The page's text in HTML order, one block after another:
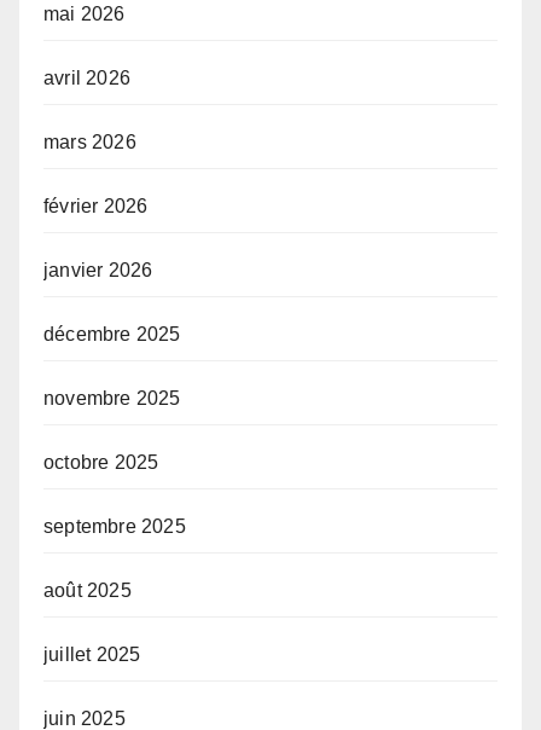
mai 2026
avril 2026
mars 2026
février 2026
janvier 2026
décembre 2025
novembre 2025
octobre 2025
septembre 2025
août 2025
juillet 2025
juin 2025